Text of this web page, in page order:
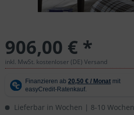
906,00 € *
inkl. MwSt. kostenloser (DE) Versand
Lieferbar in Wochen | 8-10 Wochen